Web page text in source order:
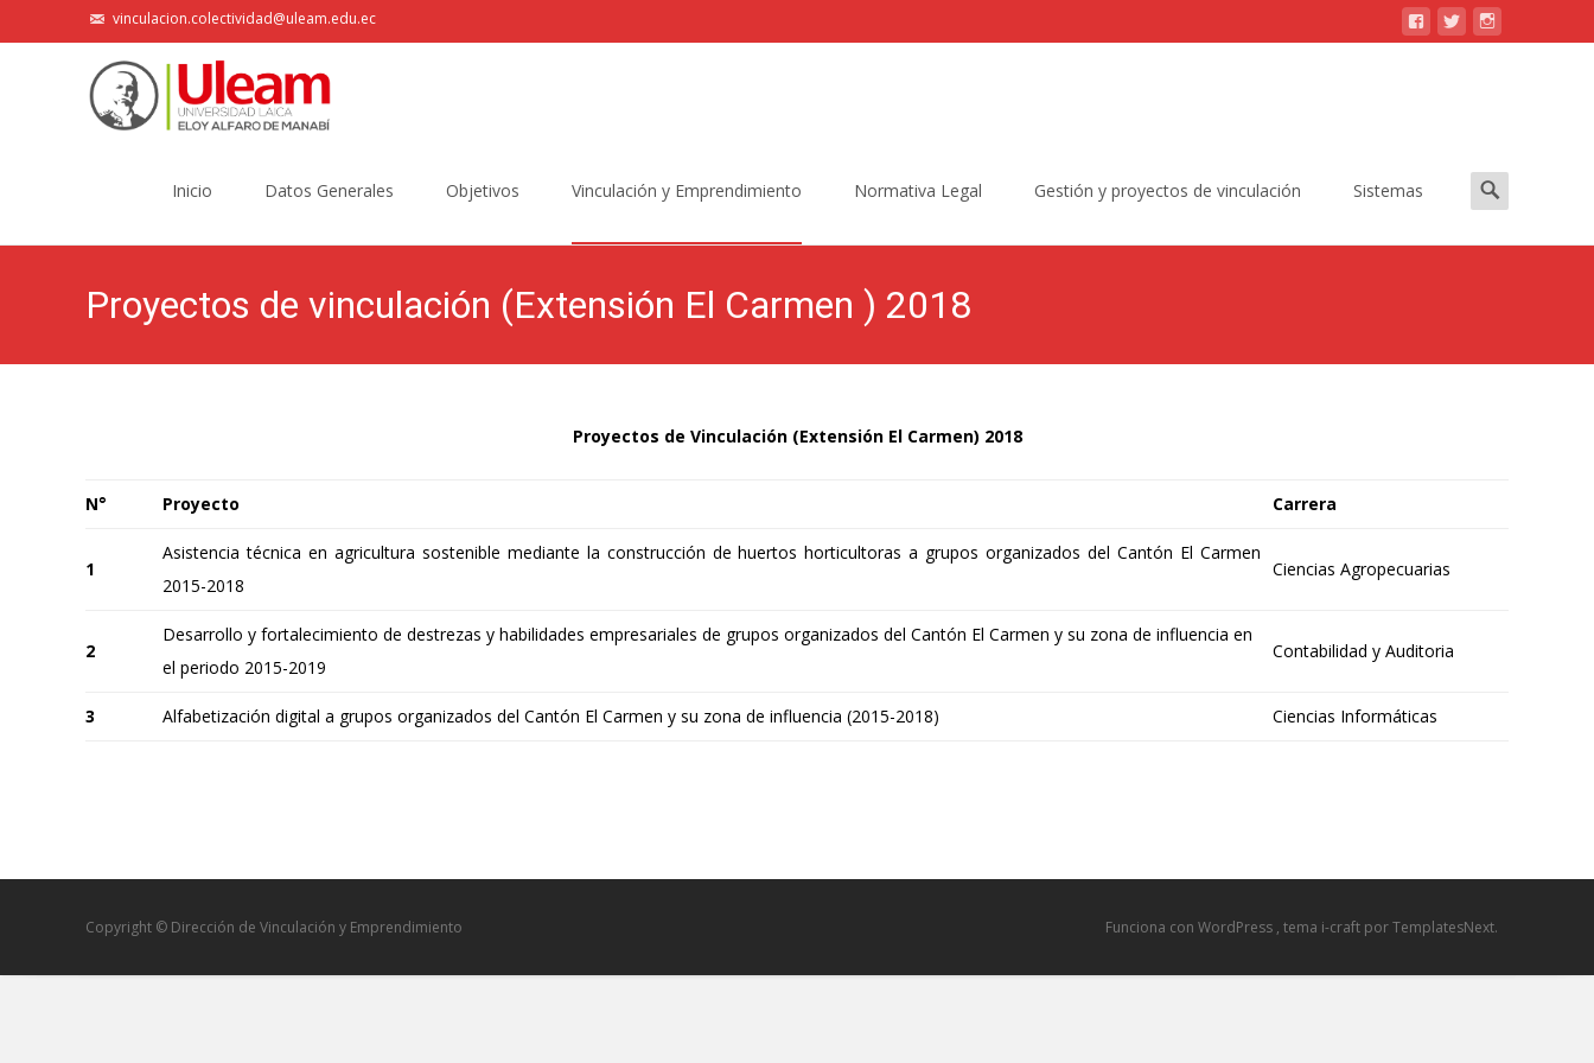
vinculacion.colectividad@uleam.edu.ec
Inicio Datos Generales Objetivos Vinculación y Emprendimiento Normativa Legal Gestión y proyectos de vinculación Sistemas Buscar:
Proyectos de vinculación (Extensión El Carmen ) 2018
Proyectos de Vinculación (Extensión El Carmen) 2018
N° Proyecto Carrera
1
Asistencia técnica en agricultura sostenible mediante la construcción de huertos horticultoras a grupos organizados del Cantón El Carmen
2015-2018
Ciencias Agropecuarias
2
Desarrollo y fortalecimiento de destrezas y habilidades empresariales de grupos organizados del Cantón El Carmen y su zona de influencia en
el periodo 2015-2019
Contabilidad y Auditoria
3 Alfabetización digital a grupos organizados del Cantón El Carmen y su zona de influencia (2015-2018) Ciencias Informáticas
Copyright © Dirección de Vinculación y Emprendimiento Funciona con WordPress , tema i-craft por TemplatesNext.